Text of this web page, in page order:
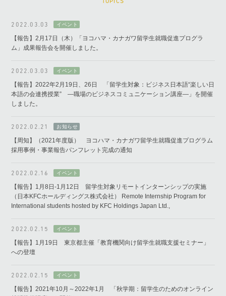
TOPICS
2022.03.03
【報告】2月17日（木）「ヨコハマ・カナガワ留学生就職促進プログラ
ム」成果報告会を開催しました。
2022.03.03
【報告】2022年2月19日、26日 「留学生対象：ビジネス日本語“楽しい日
本語の会連携授業” ―職場のビジネスコミュニケーション講座―」を開催
しました。
2022.02.21
【周知】（2021年度版） ヨコハマ・カナガワ留学生就職促進プログラム
採用事例・事業報告パンフレット完成の通知
2022.02.16
【報告】1月8日-1月12日 留学生対象リモートインターンシップの実施
（日本KFCホールディングス株式会社） Remote Internship Program for
International students hosted by KFC Holdings Japan Ltd.,
2022.02.15
【報告】1月19日 東京都主催「教育機関向け留学生就職支援セミナー」
への登壇
2022.02.15
【報告】2021年10月～2022年1月 「秋学期：留学生のためのオンライン